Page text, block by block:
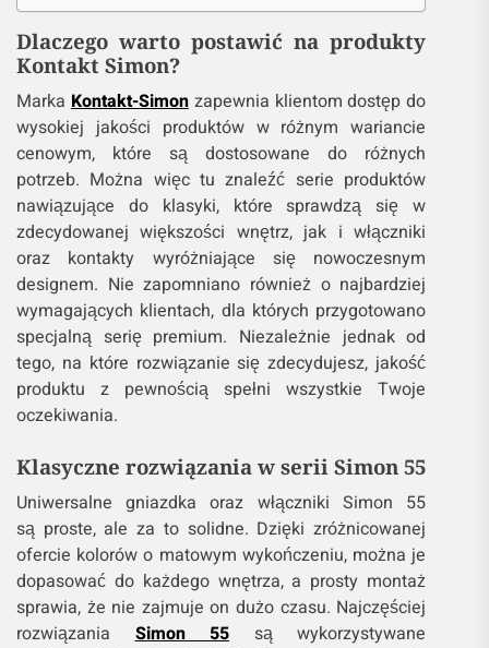
Dlaczego warto postawić na produkty
Kontakt Simon?
Marka Kontakt-Simonzapewnia klientom dostęp do
wysokiej jakości produktów w różnym wariancie
cenowym, które są dostosowane do różnych
potrzeb. Można więc tu znaleźć serie produktów
nawiązujące do klasyki, które sprawdzą się w
zdecydowanej większości wnętrz, jak i włączniki
oraz kontakty wyróżniające się nowoczesnym
designem. Nie zapomniano również o najbardziej
wymagających klientach, dla których przygotowano
specjalną serię premium. Niezależnie jednak od
tego, na które rozwiązanie się zdecydujesz, jakość
produktu z pewnością spełni wszystkie Twoje
oczekiwania.
Klasyczne rozwiązania w serii Simon 55
Uniwersalne gniazdka oraz włączniki Simon 55
są proste, ale za to solidne. Dzięki zróżnicowanej
ofercie kolorów o matowym wykończeniu, można je
dopasować do każdego wnętrza, a prosty montaż
sprawia, że nie zajmuje on dużo czasu. Najczęściej
rozwiązania Simon 55 są wykorzystywane